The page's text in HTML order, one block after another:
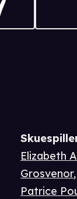
Elizabeth
Grosvenor,
Patrice